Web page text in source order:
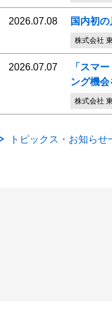
2026.07.08 国内初
株式会社
2026.07.07
「スマ
ング機
株式会社
トピックス・お知らせ